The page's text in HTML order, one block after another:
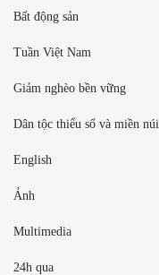
Bất động sản
Tuần Việt Nam
Giảm nghèo bền vững
Dân tộc thiểu số và miền núi
English
Ảnh
Multimedia
24h qua